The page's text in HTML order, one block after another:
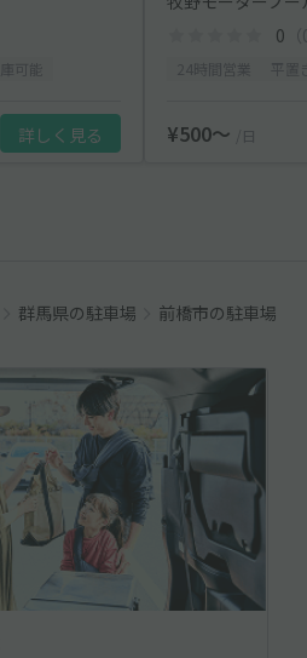
詳しく見る
0
¥500〜 /日
群馬県の駐車場 前橋市の駐車場